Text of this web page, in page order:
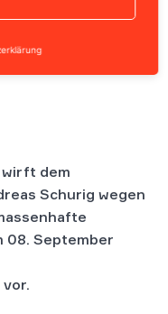
dem
Schurig wegen
08. September